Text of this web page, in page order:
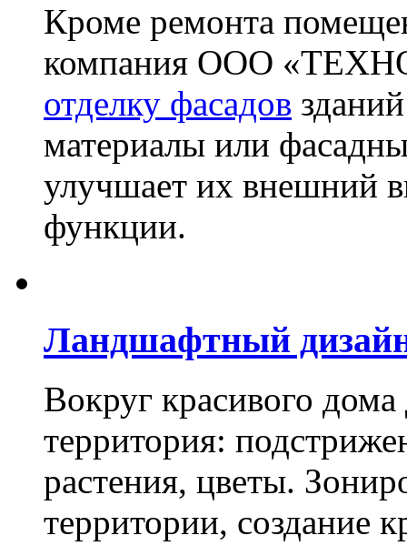
Кроме ремонта
компания ООО
отделку фасадов
материалы или
улучшает их внешний
функции.
Ландшафтный
Вокруг красивого
территория:
растения, цветы.
территории, создание